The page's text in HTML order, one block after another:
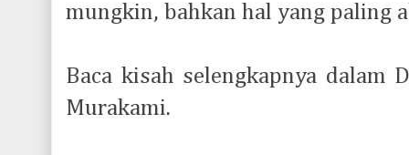
mungkin, bahkan hal yang paling
Baca kisah selengkapnya dalam
Murakami.